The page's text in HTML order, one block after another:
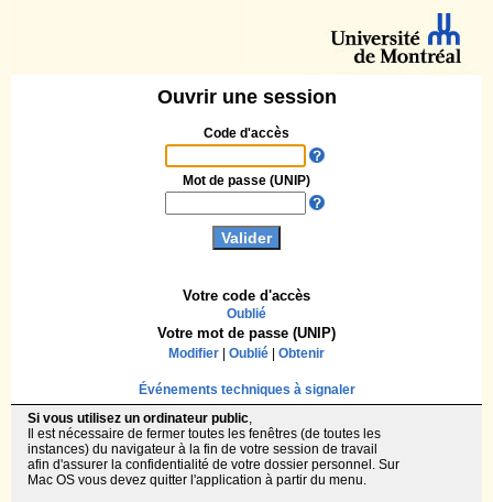
Ouvrir une session
Code d'accès
Votre code d'accès
Oublié
Mot de passe (UNIP)
Votre mot de passe (UNIP)
Modifier Oublié Obtenir
Événements techniques à signaler
Si vous utilisez un ordinateur public,
Il est nécessaire de fermer toutes les fenêtres (de toutes les
instances) du navigateur à la fin de votre session de travail
afin d'assurer la confidentialité de votre dossier personnel. Sur
Mac OS vous devez quitter l'application à partir du menu.